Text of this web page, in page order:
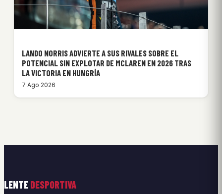
LANDO NORRIS ADVIERTE A SUS RIVALES SOBRE EL
POTENCIAL SIN EXPLOTAR DE MCLAREN EN 2026 TRAS
LA VICTORIA EN HUNGRÍA
7 Ago 2026
LENTE DESPORTIVA